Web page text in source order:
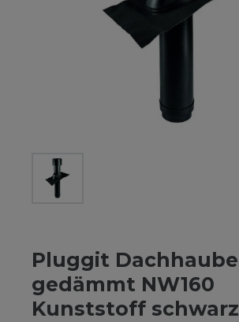
Pluggit Dachhaube
gedämmt NW160
Kunststoff schwarz